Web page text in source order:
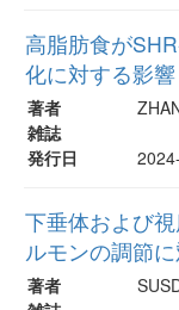
高脂肪食が
化に対する影響
著者
雑誌
発行日
下垂体および
ルモンの調節
著者